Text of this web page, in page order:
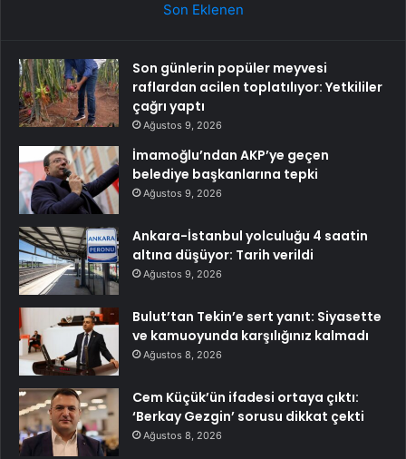
Son Eklenen
Son günlerin popüler meyvesi
raflardan acilen toplatılıyor: Yetkililer
çağrı yaptı
Ağustos 9, 2026
İmamoğlu’ndan AKP’ye geçen
belediye başkanlarına tepki
Ağustos 9, 2026
Ankara-İstanbul yolculuğu 4 saatin
altına düşüyor: Tarih verildi
Ağustos 9, 2026
Bulut’tan Tekin’e sert yanıt: Siyasette
ve kamuoyunda karşılığınız kalmadı
Ağustos 8, 2026
Cem Küçük’ün ifadesi ortaya çıktı:
‘Berkay Gezgin’ sorusu dikkat çekti
Ağustos 8, 2026